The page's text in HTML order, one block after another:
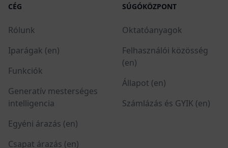
CÉG
Rólunk
Iparágak (en)
Funkciók
Generatív mesterséges
intelligencia
Egyéni árazás (en)
Csapat árazás (en)
SÚGÓKÖZPONT
Oktatóanyagok
Felhasználói közösség
(en)
Állapot (en)
Számlázás és GYIK (en)